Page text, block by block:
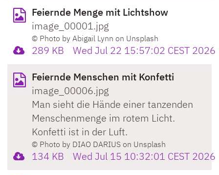
Feiernde Menge mit Lichtshow
image_00001.jpg
© Photo by Abigail Lynn on Unsplash
289 KB
Wed Jul 22 15:57:02 CEST 2026
Feiernde Menschen mit Konfetti
image_00006.jpg
Man sieht die Hände einer tanzenden
Menschenmenge im rotem Licht.
Konfetti ist in der Luft.
© Photo by DIAO DARIUS on Unsplash
134 KB
Wed Jul 15 10:32:01 CEST 2026